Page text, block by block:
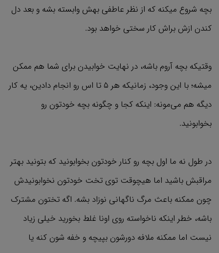
بچه شروع میکنه که از نظر عاطفی بهش وابسته بشه و بعد دل
کندن ازش براش کار سختی خواهد بود.
وقتیکه بچه آروم باشه، در نهایت خوابیدن برای شما هم ممکن
میشه؛ با این وجود، زمانیکه هر ۵ تا اس رو انجام دادین، یه کار
دیگه هم می‌مونه: اینکه کجا و چگونه بچه خودتون رو
بخوابونید.
در طول نه ما اول بچه رو کنار خودتون بخوابونید که بتونید بهتر
مراقبش باشید اما هیچوقت توی تخت خودتون نخوابونیدش
چون ممکنه باعث مرگ ناگهانی نوزاد بشه. اگه تختون مشترک
باشه، خطر اینکه ناخواسته روی اونا غلط بخورید خیلی زیاد
نیست اما ممکنه ملافه دورشون بپیچه و خفه شون کنه یا